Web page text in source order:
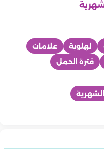
لهلوبة
علامات
فترة الحمل